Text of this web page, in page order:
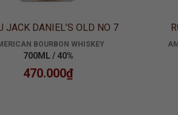
JACK DANIEL’S OLD NO 7
BOURBON WHISKEY
700ML / 40%
470.000₫